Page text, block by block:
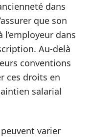
dans
que son
dans
Au-delà
conventions
ces droits en
salarial
varier